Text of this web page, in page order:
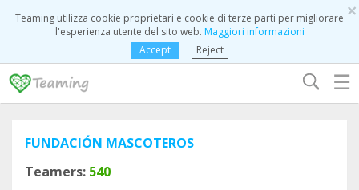
×
Teaming utilizza cookie proprietari e cookie di terze parti per migliorare
l'esperienza utente del sito web. Maggiori informazioni
Accept
Reject
☰
FUNDACIÓN MASCOTEROS
Teamers: 540